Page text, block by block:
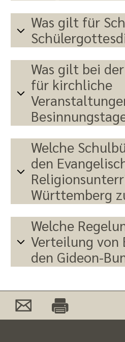
Was gilt für
Was gilt bei
für kirchliche
Welche
den
Württemberg
Welche
Verteilung von
den Gideon-